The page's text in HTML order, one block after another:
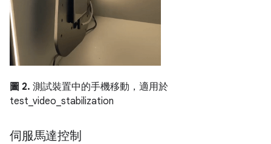
圖 2. 測試裝置中的手機移動，適用於
test_video_stabilization
伺服馬達控制